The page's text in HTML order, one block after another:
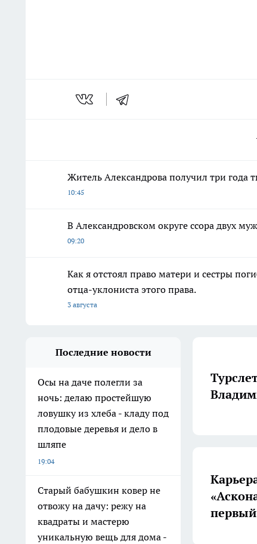
Житель Александрова получил три года
10:45
В Александровском округе ссора двух
09:20
Как я отстоял право матери и сестры
отца-уклониста этого права.
3 августа
Последние новости
Осы на даче полегли за
ночь: делаю простейшую
ловушку из хлеба - кладу под
плодовые деревья и дело в
шляпе
19:04
Старый бабушкин ковер не
отвожу на дачу: режу на
квадраты и мастерю
уникальную вещь для дома -